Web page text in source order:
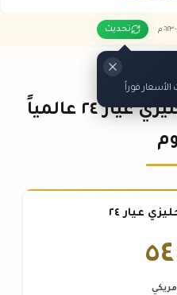
٠٦:٢٣ م تحديث
فوراً
سعر نصف ليرة انجليزي عيار ٢٤ عالمياً
عيار ٢٤